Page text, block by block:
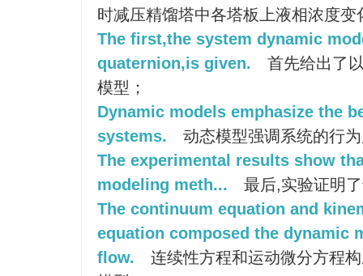
时减压精馏塔中各塔板上液相浓度变
The first,the system dynamic
quaternion,is given.
首先给出了
模型；
Dynamic models emphasize the
systems.
动态模型强调系统的行
The experimental results show
modeling meth...
最后,实验证明
The continuum equation and
equation composed the dynamic
flow.
连续性方程和运动微分方程